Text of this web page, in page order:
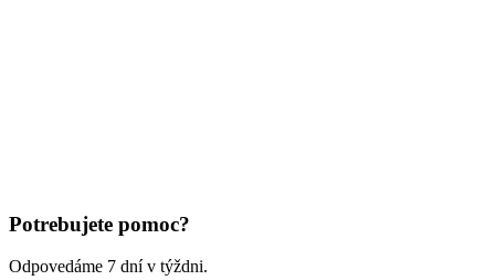
Potrebujete pomoc?
Odpovedáme 7 dní v týždni.